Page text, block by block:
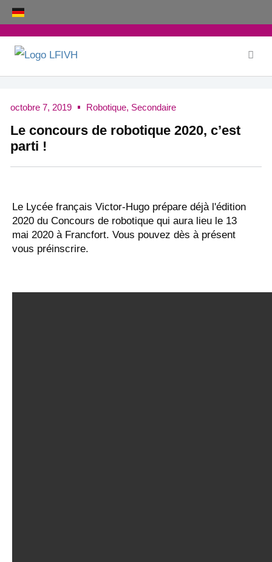
Aller
au
contenu
octobre 7, 2019 Robotique, Secondaire
Le concours de robotique 2020, c’est
parti !
Le Lycée français Victor-Hugo prépare déjà l'édition
2020 du Concours de robotique qui aura lieu le 13
mai 2020 à Francfort. Vous pouvez dès à présent
vous préinscrire.